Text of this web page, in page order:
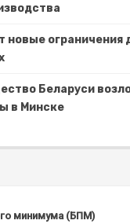
новые ограничения
Беларуси
в Минске
минимума (БПМ)